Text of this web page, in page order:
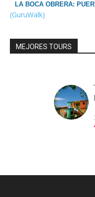
LA BOCA OBRERA:
(GuruWalk)
MEJORES TOURS